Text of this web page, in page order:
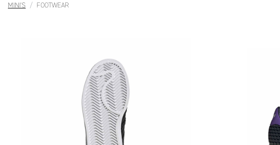
MINI'S FOOTWEAR